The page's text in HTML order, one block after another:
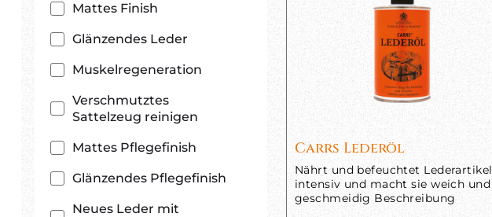
Mattes Finish
Glänzendes Leder
Muskelregeneration
Verschmutztes
Sattelzeug reinigen
Mattes Pflegefinish
Glänzendes Pflegefinish
Neues Leder mit
Carrs Lederöl
Nährt und befeuchtet Lederartikel
intensiv und macht sie weich und
geschmeidig Beschreibung